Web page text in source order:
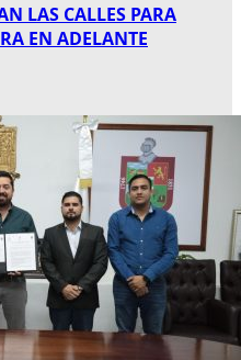
LAS CALLES PARA
EN ADELANTE